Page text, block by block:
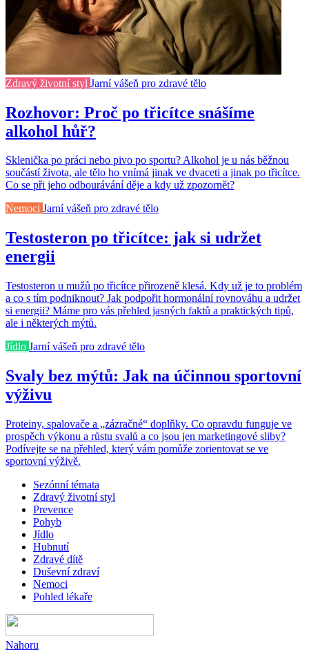
Zdravý životní styl Jarní vášeň pro zdravé tělo
Rozhovor: Proč po třicítce snášíme
alkohol hůř?
Sklenička po práci nebo pivo po sportu? Alkohol je u nás běžnou
součástí života, ale tělo ho vnímá jinak ve dvaceti a jinak po třicítce.
Co se při jeho odbourávání děje a kdy už zpozornět?
Nemoci Jarní vášeň pro zdravé tělo
Testosteron po třicítce: jak si udržet
energii
Testosteron u mužů po třicítce přirozeně klesá. Kdy už je to problém
a co s tím podniknout? Jak podpořit hormonální rovnováhu a udržet
si energii? Máme pro vás přehled jasných faktů a praktických tipů,
ale i některých mýtů.
Jídlo Jarní vášeň pro zdravé tělo
Svaly bez mýtů: Jak na účinnou sportovní
výživu
Proteiny, spalovače a „zázračné“ doplňky. Co opravdu funguje ve
prospěch výkonu a růstu svalů a co jsou jen marketingové sliby?
Podívejte se na přehled, který vám pomůže zorientovat se ve
sportovní výživě.
Sezónní témata
Zdravý životní styl
Prevence
Pohyb
Jídlo
Hubnutí
Zdravé dítě
Duševní zdraví
Nemoci
Pohled lékaře
Nahoru